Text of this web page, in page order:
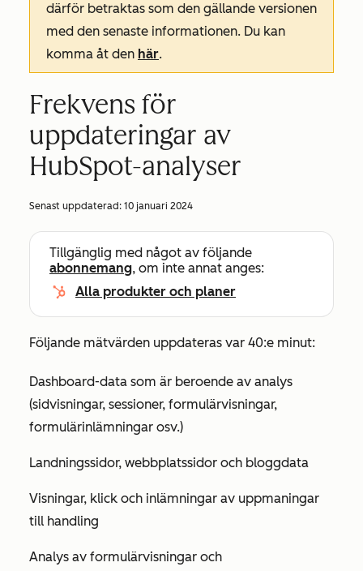
därför betraktas som den gällande versionen
med den senaste informationen. Du kan
komma åt den här.
Frekvens för
uppdateringar av
HubSpot-analyser
Senast uppdaterad: 10 januari 2024
Tillgänglig med något av följande
abonnemang, om inte annat anges:
Alla produkter och planer
Följande mätvärden uppdateras var 40:e minut:
Dashboard-data som är beroende av analys
(sidvisningar, sessioner, formulärvisningar,
formulärinlämningar osv.)
Landningssidor, webbplatssidor och bloggdata
Visningar, klick och inlämningar av uppmaningar
till handling
Analys av formulärvisningar och